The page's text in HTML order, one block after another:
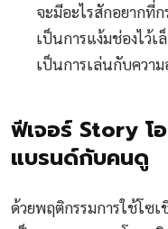
จะมีอะไรสักอยากที่
เป็นการแง้มช่องไว้
เป็นการเล่นกับควา
ฟีเจอร์ Story โ
แบรนด์กับคนดู
ด้วยพฤติกรรมการใช้โซ